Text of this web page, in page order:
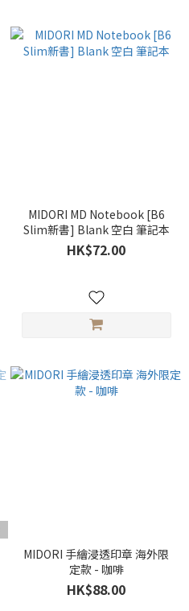
MIDORI MD Notebook [B6
Slim新書] Blank 空白 筆記本
HK$72.00
MIDORI 手繪浸透印章 海外限
定款 - 咖啡
HK$88.00